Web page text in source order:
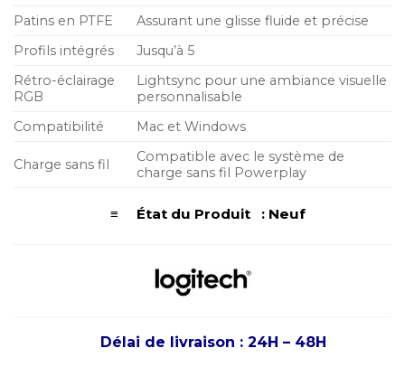
Patins en PTFE
Assurant une glisse fluide et précise
Profils intégrés
Jusqu’à 5
Rétro-éclairage
RGB
Lightsync pour une ambiance visuelle
personnalisable
Compatibilité
Mac et Windows
Charge sans fil
Compatible avec le système de
charge sans fil Powerplay
≡ État du Produit : Neuf
Délai de livraison : 24H – 48H